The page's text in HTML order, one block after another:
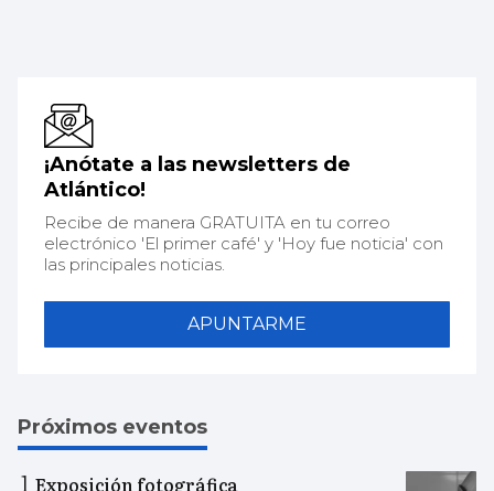
¡Anótate a las newsletters de
Atlántico!
Recibe de manera GRATUITA en tu correo
electrónico 'El primer café' y 'Hoy fue noticia' con
las principales noticias.
APUNTARME
Próximos eventos
Exposición fotográfica